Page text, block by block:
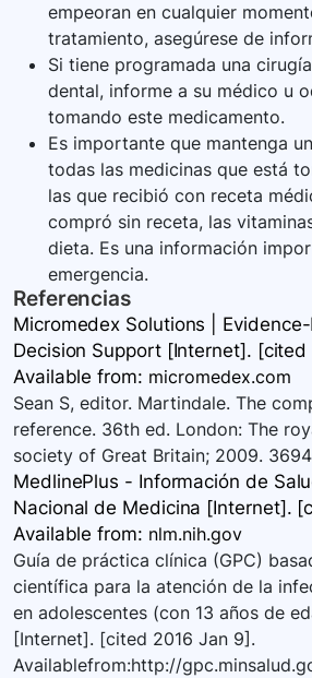
empeoran en cualquier
tratamiento, asegúrese de
Si tiene programada una
dental, informe a su médico u
tomando este medicamento.
Es importante que mantenga
todas las medicinas que está
las que recibió con receta
compró sin receta, las
dieta. Es una información
emergencia.
Referencias
Micromedex Solutions |
Decision Support [Internet]. [cited
Available from: micromedex.com
Sean S, editor. Martindale. The
reference. 36th ed. London: The
society of Great Britain; 2009.
MedlinePlus - Información de
Nacional de Medicina [Internet].
Available from: nlm.nih.gov
Guía de práctica clínica (GPC)
científica para la atención de la
en adolescentes (con 13 años de
[Internet]. [cited 2016 Jan 9].
Availablefrom:http://